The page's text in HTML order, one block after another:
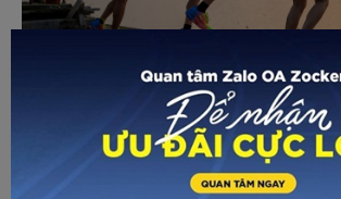
Về trang trước Gửi email In trang